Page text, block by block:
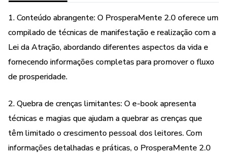
1. Conteúdo abrangente: O ProsperaMente 2.0 oferece um
compilado de técnicas de manifestação e realização com a
Lei da Atração, abordando diferentes aspectos da vida e
fornecendo informações completas para promover o fluxo
de prosperidade.
2. Quebra de crenças limitantes: O e-book apresenta
técnicas e magias que ajudam a quebrar as crenças que
têm limitado o crescimento pessoal dos leitores. Com
informações detalhadas e práticas, o ProsperaMente 2.0